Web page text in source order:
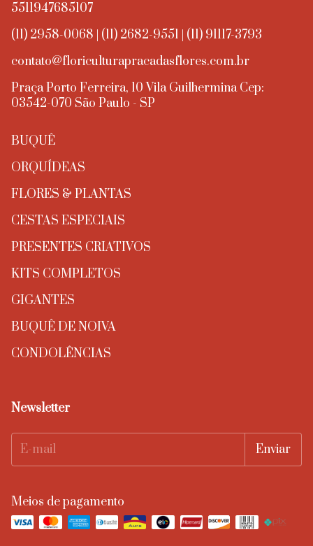
5511947685107
(11) 2958-0068 | (11) 2682-9551 | (11) 91117-3793
contato@floriculturapracadasflores.com.br
Praça Porto Ferreira, 10 Vila Guilhermina Cep:
03542-070 São Paulo - SP
BUQUÊ
ORQUÍDEAS
FLORES & PLANTAS
CESTAS ESPECIAIS
PRESENTES CRIATIVOS
KITS COMPLETOS
GIGANTES
BUQUÊ DE NOIVA
CONDOLÊNCIAS
Newsletter
Meios de pagamento